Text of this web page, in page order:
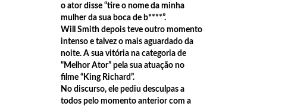
21:26Em breve o Brasil inteiro verá o resultado da gravação
Mendes, na Arena da Amazônia em Manaus. A gravação se
12:06‘Nenhum de Nós’ em Manaus banda volta a cidade
22:31Biden confirmou sua vinda a Manaus em novembro.
22:21Avião da Força Aérea Americana chega a Manaus
o ator disse “tire o nome da minha
mulher da sua boca de b****”.
Will Smith depois teve outro momento
intenso e talvez o mais aguardado da
noite. A sua vitória na categoria de
“Melhor Ator” pela sua atuação no
filme “King Richard”.
No discurso, ele pediu desculpas a
todos pelo momento anterior com a